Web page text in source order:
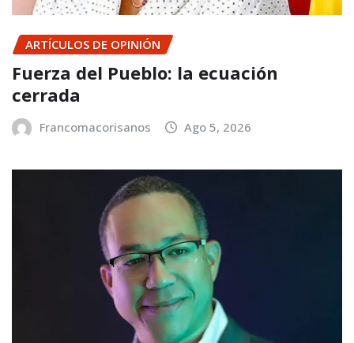
ARTÍCULOS DE OPINIÓN
Fuerza del Pueblo: la ecuación
cerrada
Francomacorisanos Ago 5, 2026